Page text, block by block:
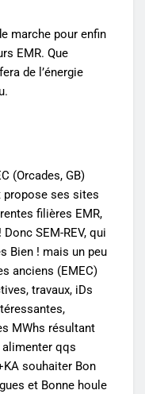
marche pour enfin
EMR. Que
de l’énergie
(Orcades, GB)
propose ses sites
filières EMR,
SEM-REV, qui
Bien ! mais un peu
anciens (EMEC)
travaux, iDs
MWhs résultant
qqs
souhaiter Bon
et Bonne houle